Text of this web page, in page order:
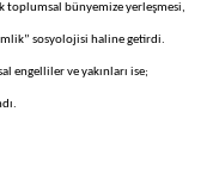
toplumsal bünyemize yerleşmesi,
sosyolojisi haline getirdi.
engelliler ve yakınları ise;